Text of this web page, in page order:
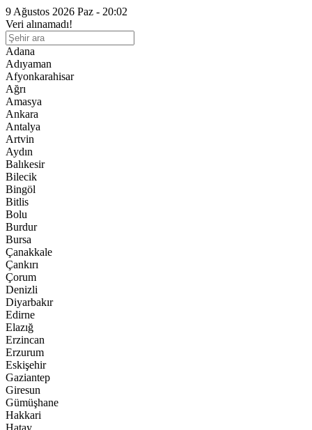
9 Ağustos 2026 Paz - 20:02
Veri alınamadı!
Adana
Adıyaman
Afyonkarahisar
Ağrı
Amasya
Ankara
Antalya
Artvin
Aydın
Balıkesir
Bilecik
Bingöl
Bitlis
Bolu
Burdur
Bursa
Çanakkale
Çankırı
Çorum
Denizli
Diyarbakır
Edirne
Elazığ
Erzincan
Erzurum
Eskişehir
Gaziantep
Giresun
Gümüşhane
Hakkari
Hatay